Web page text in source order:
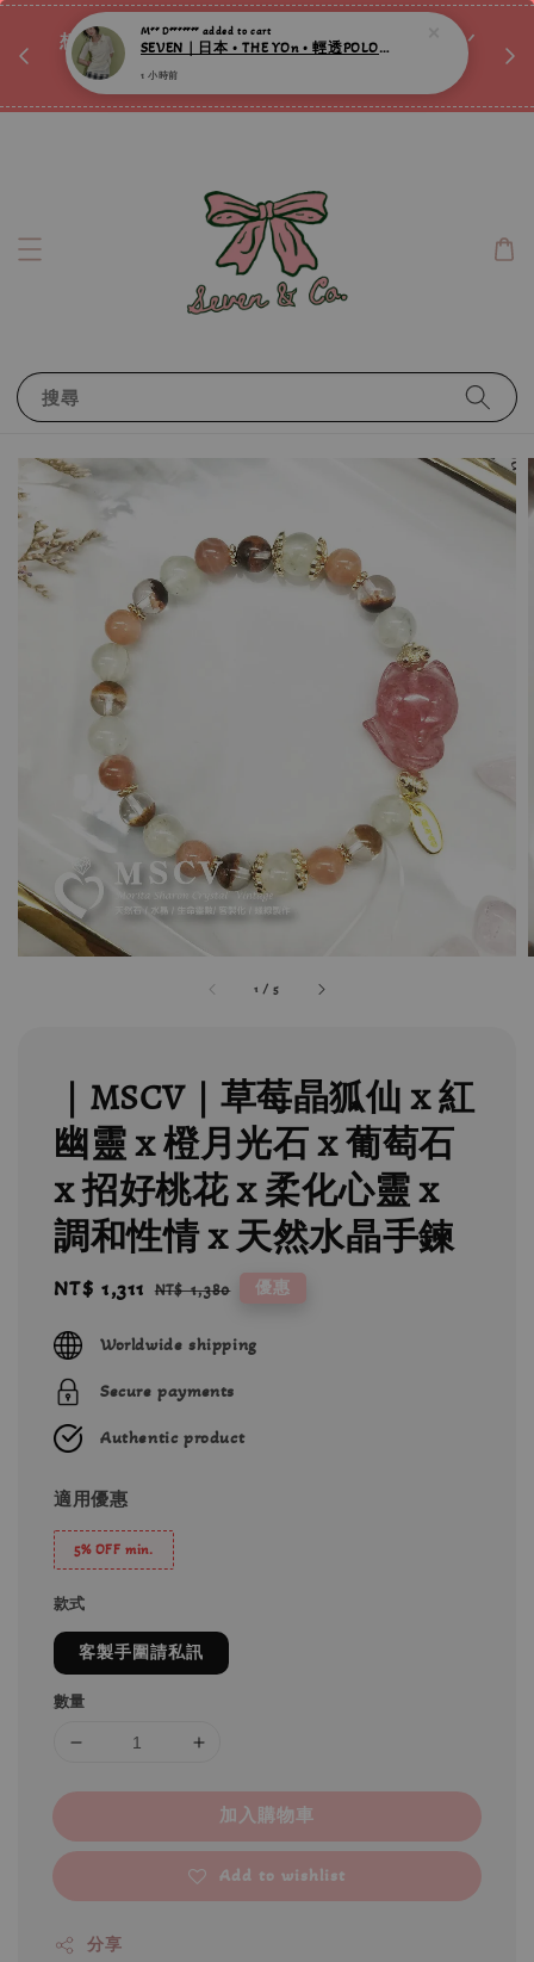
想訂製屬於自己的『水晶手鍊』嗎ꕀ♡ 私訊我們.ᐟ.ᐟ
📣Instagram 這邊按下去
搜尋
1 /5
｜MSCV｜草莓晶狐仙 x 紅
幽靈 x 橙月光石 x 葡萄石
x 招好桃花 x 柔化心靈 x
調和性情 x 天然水晶手鍊
Sale
NT$ 1,311 Regular
NT$ 1,380 優惠
Worldwide shipping
Secure payments
Authentic product
適用優惠
5% OFF min.
款式
客製手圍請私訊
數量
加入購物車
Add to wishlist
分享